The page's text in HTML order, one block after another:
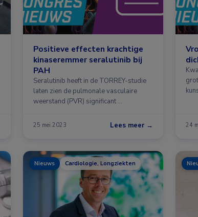
Positieve effecten krachtige
kinaseremmer seralutinib bij
PAH
Seralutinib heeft in de TORREY-studie
laten zien de pulmonale vasculaire
weerstand (PVR) significant …
25 mei 2023 Lees meer → 24
Nieuws Cardiologie, Longziekten